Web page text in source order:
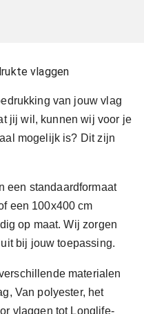
vlaggen
van jouw vlag
jij wil, kunnen wij voor je
mogelijk is? Dit zijn
een standaardformaat
een 100x400 cm
op maat. Wij zorgen
bij jouw toepassing.
materialen
Van polyester, het
vlaggen tot Longlife-